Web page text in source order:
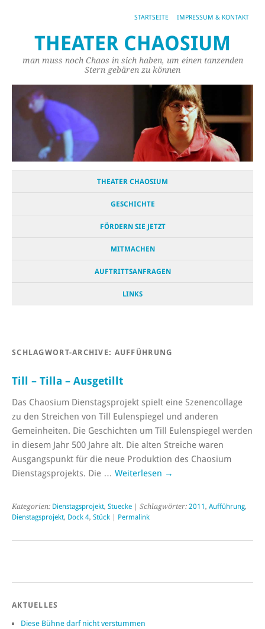
STARTSEITE IMPRESSUM & KONTAKT
THEATER CHAOSIUM
man muss noch Chaos in sich haben, um einen tanzenden
Stern gebären zu können
THEATER CHAOSIUM
GESCHICHTE
FÖRDERN SIE JETZT
MITMACHEN
AUFTRITTSANFRAGEN
LINKS
SCHLAGWORT-ARCHIVE: AUFFÜHRUNG
Till – Tilla – Ausgetillt
Das Chaosium Dienstagsprojekt spielt eine Szenencollage
zu den Streichen von Till Eulenspiegel und anderen
Gemeinheiten. Die Geschichten um Till Eulenspiegel werden
in diesem Jahr 500 Jahre alt. Die alten Streiche waren
Ausgangspunkt für die neue Produktion des Chaosium
Dienstagsprojekts. Die … Weiterlesen →
Kategorien: Dienstagsprojekt, Stuecke | Schlagwörter: 2011, Aufführung,
Dienstagsprojekt, Dock 4, Stück | Permalink
AKTUELLES
Diese Bühne darf nicht verstummen